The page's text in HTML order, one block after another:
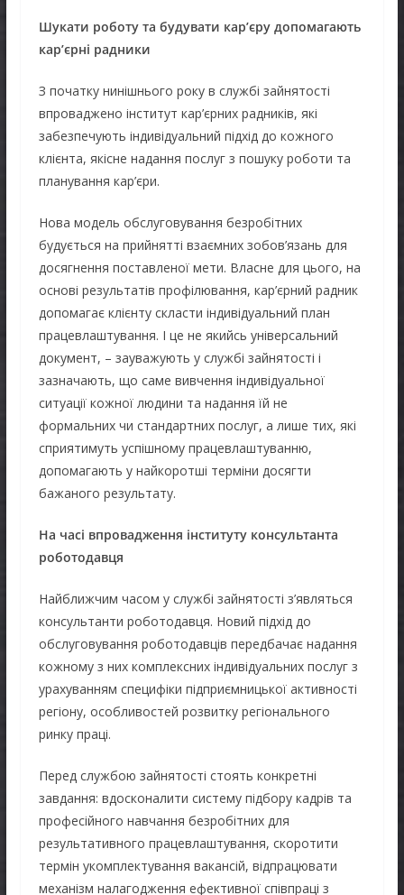
Шукати роботу та будувати кар’єру допомагають
кар’єрні радники
З початку нинішнього року в службі зайнятості
впроваджено інститут кар’єрних радників, які
забезпечують індивідуальний підхід до кожного
клієнта, якісне надання послуг з пошуку роботи та
планування кар’єри.
Нова модель обслуговування безробітних
будується на прийнятті взаємних зобов’язань для
досягнення поставленої мети. Власне для цього, на
основі результатів профілювання, кар’єрний радник
допомагає клієнту скласти індивідуальний план
працевлаштування. І це не якийсь універсальний
документ, – зауважують у службі зайнятості і
зазначають, що саме вивчення індивідуальної
ситуації кожної людини та надання їй не
формальних чи стандартних послуг, а лише тих, які
сприятимуть успішному працевлаштуванню,
допомагають у найкоротші терміни досягти
бажаного результату.
На часі впровадження інституту консультанта
роботодавця
Найближчим часом у службі зайнятості з’являться
консультанти роботодавця. Новий підхід до
обслуговування роботодавців передбачає надання
кожному з них комплексних індивідуальних послуг з
урахуванням специфіки підприємницької активності
регіону, особливостей розвитку регіонального
ринку праці.
Перед службою зайнятості стоять конкретні
завдання: вдосконалити систему підбору кадрів та
професійного навчання безробітних для
результативного працевлаштування, скоротити
термін укомплектування вакансій, відпрацювати
механізм налагодження ефективної співпраці з